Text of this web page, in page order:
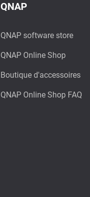
QNAP
QNAP software store
QNAP Online Shop
Boutique d'accessoires
QNAP Online Shop FAQ